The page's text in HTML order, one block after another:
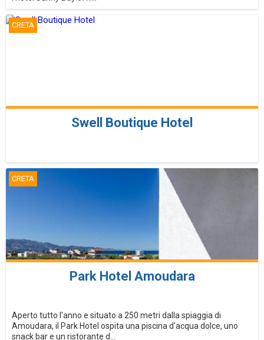
CRETA
Swell Boutique Hotel
CRETA
Park Hotel Amoudara
Aperto tutto l'anno e situato a 250 metri dalla spiaggia di
Amoudara, il Park Hotel ospita una piscina d'acqua dolce, uno
snack bar e un ristorante d...